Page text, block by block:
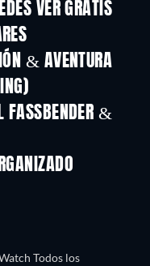
VER GRATIS
& AVENTURA
FASSBENDER &
Todos los